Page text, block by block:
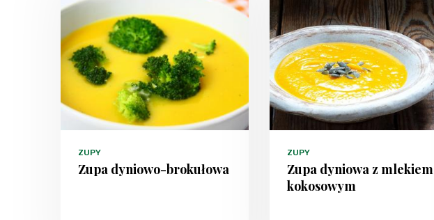
ZUPY
Zupa dyniowo-brokułowa
ZUPY
Zupa dyniowa z mlekiem
kokosowym